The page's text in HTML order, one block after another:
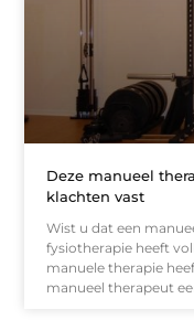
Deze manueel
klachten vast
Wist u dat een
fysiotherapie heeft
manuele therapie
manueel therapeut